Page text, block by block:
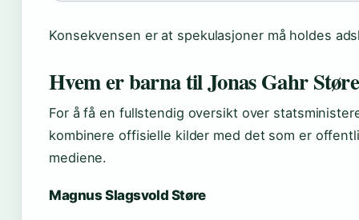
Konsekvensen er at spekulasjoner må holdes
Hvem er barna til Jonas Gahr
For å få en fullstendig oversikt over
kombinere offisielle kilder med det som er
mediene.
Magnus Slagsvold Støre